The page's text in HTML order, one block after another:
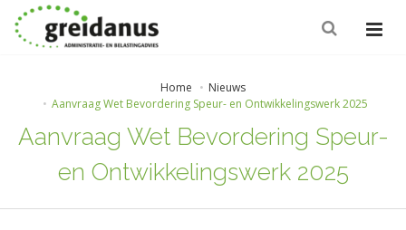
Home
Nieuws
Aanvraag Wet Bevordering Speur- en Ontwikkelingswerk 2025
Aanvraag Wet Bevordering Speur-
en Ontwikkelingswerk 2025